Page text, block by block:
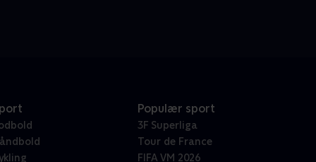
Populær sport
3F Superliga
Tour de France
FIFA VM 2026